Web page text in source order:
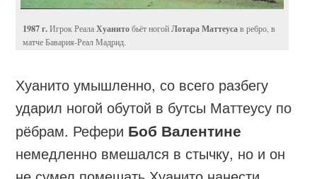
1987 г.Игрок РеалаХуанитобьёт ногойЛотара Маттеусав ребро, в
матче Бавария-Реал Мадрид.
Хуанито умышленно, со всего разбегу
ударил ногой обутой в бутсы Маттеусу по
рёбрам. Рефери Боб Валентине
немедленно вмешался в стычку, но и он